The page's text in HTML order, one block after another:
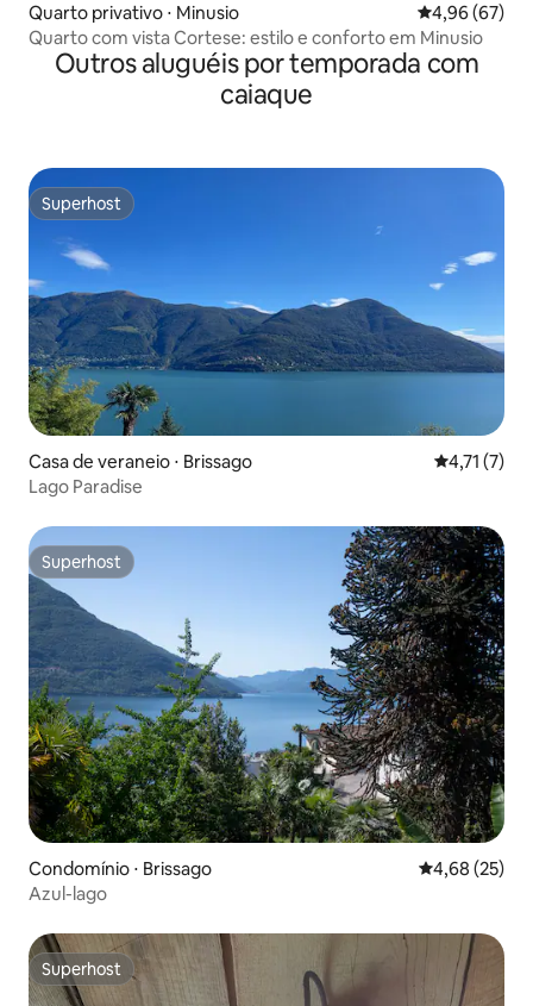
Quarto privativo ⋅ Minusio 4,96 de uma
4,96 (67)
Quarto com vista Cortese: estilo e conforto em Minusio
Outros aluguéis por temporada com
caiaque
Superhost
Superhost
Casa de veraneio ⋅ Brissago 4,71 de
4,71 (7)
Lago Paradise
Superhost
Superhost
Condomínio ⋅ Brissago 4,68 de uma
4,68 (25)
Azul-lago
Superhost
Superhost